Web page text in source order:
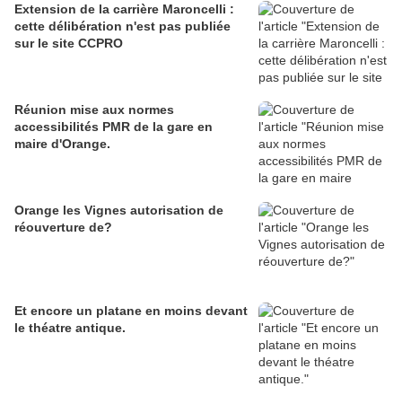
Extension de la carrière Maroncelli :
cette délibération n'est pas publiée
sur le site CCPRO
Réunion mise aux normes
accessibilités PMR de la gare en
maire d'Orange.
Orange les Vignes autorisation de
réouverture de?
Et encore un platane en moins devant
le théatre antique.